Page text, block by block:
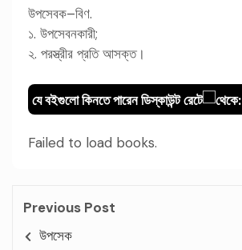
উপসেবক–বিণ.
১. উপসেবনকারী;
২. পরস্ত্রীর প্রতি আসক্ত।
যে বইগুলো কিনতে পারেন ডিস্কাউন্ট রেটে থেকে:
Failed to load books.
Previous Post
উপসেক